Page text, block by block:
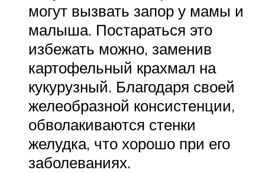
могут вызвать запор у мамы и
малыша. Постараться это
избежать можно, заменив
картофельный крахмал на
кукурузный. Благодаря своей
желеобразной консистенции,
обволакиваются стенки
желудка, что хорошо при его
заболеваниях.